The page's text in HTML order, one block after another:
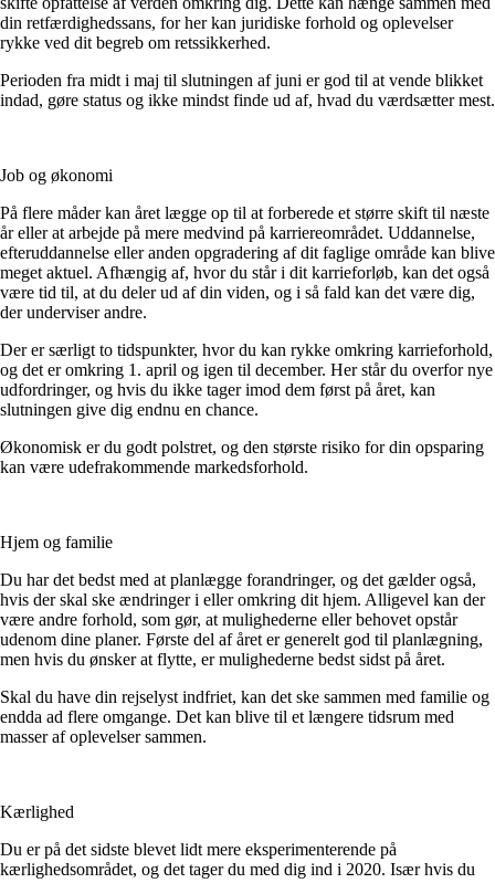
din retfærdighedssans, for her kan juridiske forhold og oplevelser
rykke ved dit begreb om retssikkerhed.
Perioden fra midt i maj til slutningen af juni er god til at vende blikket
indad, gøre status og ikke mindst finde ud af, hvad du værdsætter mest.
Job og økonomi
På flere måder kan året lægge op til at forberede et større skift til næste
år eller at arbejde på mere medvind på karriereområdet. Uddannelse,
efteruddannelse eller anden opgradering af dit faglige område kan blive
meget aktuel. Afhængig af, hvor du står i dit karrieforløb, kan det også
være tid til, at du deler ud af din viden, og i så fald kan det være dig,
der underviser andre.
Der er særligt to tidspunkter, hvor du kan rykke omkring karrieforhold,
og det er omkring 1. april og igen til december. Her står du overfor nye
udfordringer, og hvis du ikke tager imod dem først på året, kan
slutningen give dig endnu en chance.
Økonomisk er du godt polstret, og den største risiko for din opsparing
kan være udefrakommende markedsforhold.
Hjem og familie
Du har det bedst med at planlægge forandringer, og det gælder også,
hvis der skal ske ændringer i eller omkring dit hjem. Alligevel kan der
være andre forhold, som gør, at mulighederne eller behovet opstår
udenom dine planer. Første del af året er generelt god til planlægning,
men hvis du ønsker at flytte, er mulighederne bedst sidst på året.
Skal du have din rejselyst indfriet, kan det ske sammen med familie og
endda ad flere omgange. Det kan blive til et længere tidsrum med
masser af oplevelser sammen.
Kærlighed
Du er på det sidste blevet lidt mere eksperimenterende på
kærlighedsområdet, og det tager du med dig ind i 2020. Især hvis du